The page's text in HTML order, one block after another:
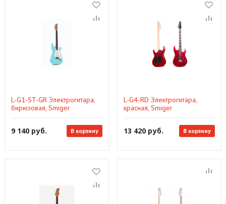
L-G1-ST-GR Электрогитара,
бирюзовая, Smiger
9 140 руб. В корзину
L-G4-RD Электрогитара,
красная, Smiger
13 420 руб. В корзину